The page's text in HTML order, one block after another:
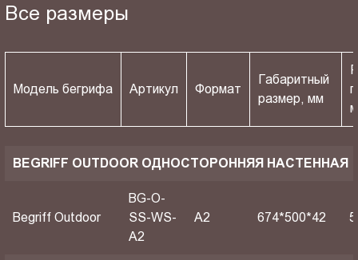
Все размеры
Модель бегрифа Артикул Формат
Габаритный
размер, мм
BEGRIFF OUTDOOR ОДНОСТОРОННЯЯ НАСТЕННАЯ
Begriff Outdoor
BG-O-
SS-WS-
A2
A2 674*500*42